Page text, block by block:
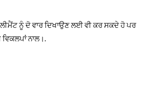
ਨੂੰ ਦੋ ਵਾਰ ਦਿਖਾਉਣ ਲਈ ਵੀ ਕਰ ਸਕਦੇ ਹੋ ਪਰ
ਨਾਲ।.